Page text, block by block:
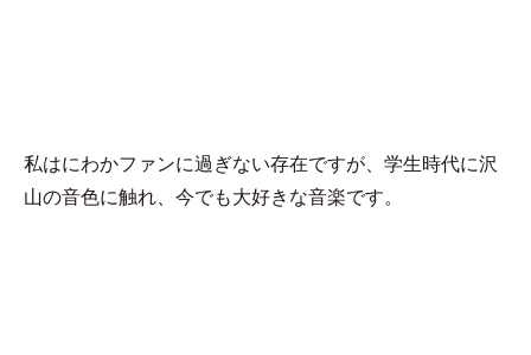
私はにわかファンに過ぎない存在ですが、学生時代に沢
山の音色に触れ、今でも大好きな音楽です。